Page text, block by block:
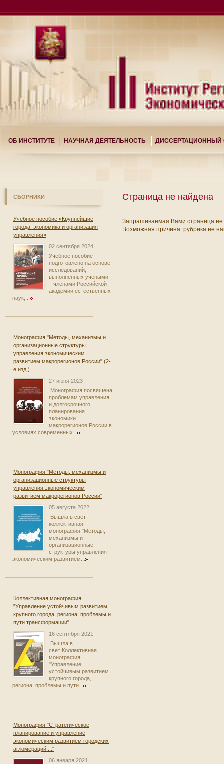
ОБ ИНСТИТУТЕ НАУЧНАЯ ДЕЯТЕЛЬНОСТЬ ДИССЕРТАЦИОННЫЙ
СБОРНИКИ
Учебное пособие «Крупнейшие
города: экономика и организация
управления»
02 сентября 2024
Учебное пособие
подготовлено на основе
исследований,
выполненных учеными
– членами Российской
академии естественных
наук,...
Монография "Методы, механизмы и
организационные структуры
управления экономическим
развитием макрорегионов России" (2-
е изд.)
27 июня 2023
Монография посвящена
проблемам управления
и долгосрочного
планирования
экономики
макрорегионов России в
условиях современных...
Монография "Методы, механизмы и
организационные структуры
управления экономическим
развитием макрорегионов России"
05 августа 2022
Вышла в свет
коллективная
монография "Методы,
механизмы и
организационные
структуры управления
экономическим развитием...
Коллективная монография
"Управление устойчивым развитием
крупного города, региона: проблемы и
пути трансформации"
16 сентября 2021
Вышла в
свет Коллективная
монография
"Управление
устойчивым развитием
крупного города,
региона: проблемы и пути...
Монография "Стратегическое
планирование и управление
экономическим развитием городских
агломераций ..."
06 января 2021
Страница не найдена
Запрашиваемая Вами страница
Возможная причина: рубрика не